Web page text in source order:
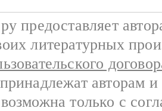
предоставляет
литературных
авторам
только с